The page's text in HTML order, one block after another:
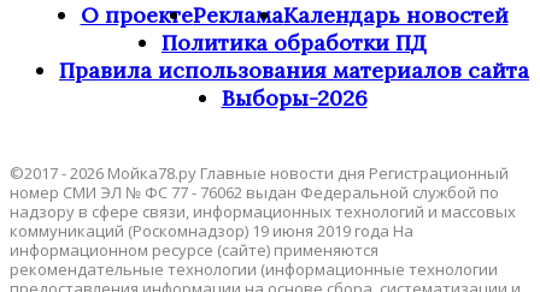
О проектеРекламаКалендарь новостей
Политика обработки ПД
Правила использования материалов сайта
Выборы-2026
©2017 - 2026 Мойка78.ру Главные новости дня Регистрационный
номер СМИ ЭЛ № ФС 77 - 76062 выдан Федеральной службой по
надзору в сфере связи, информационных технологий и массовых
коммуникаций (Роскомнадзор) 19 июня 2019 года На
информационном ресурсе (сайте) применяются
рекомендательные технологии (информационные технологии